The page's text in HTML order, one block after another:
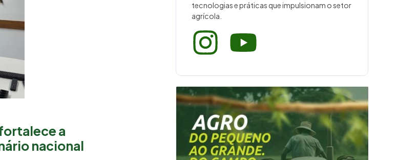
a
nacional
tecnologias e práticas que impulsionam o setor
agrícola.